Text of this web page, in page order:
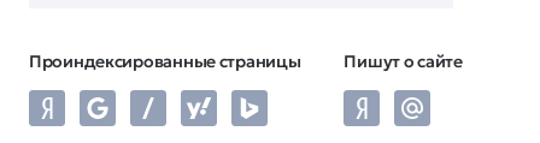
Проиндексированные страницы Пишут о сайте